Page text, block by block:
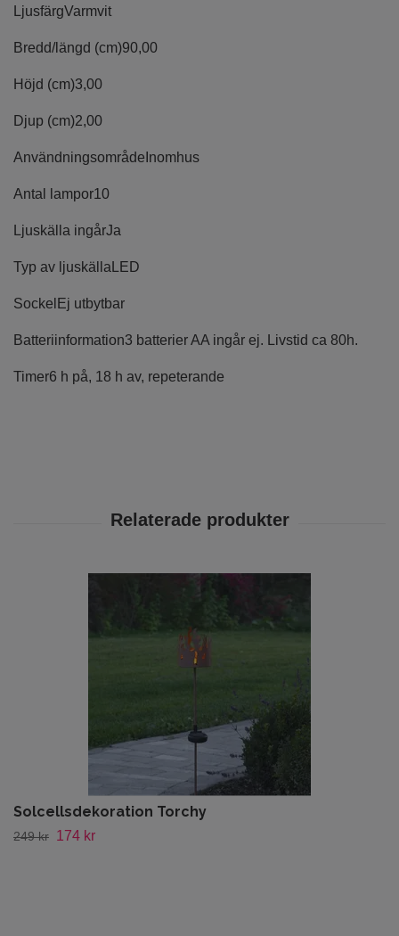
LjusfärgVarmvit
Bredd/längd (cm)90,00
Höjd (cm)3,00
Djup (cm)2,00
Användningsområde Inomhus
Antal lampor10
Ljuskälla ingårJa
Typ av ljuskälla LED
Sockel Ej utbytbar
Batteriinformation3 batterier AA ingår ej. Livstid ca 80h.
Timer6 h på, 18 h av, repeterande
Solcellsdekoration Torchy
249 kr 174 kr